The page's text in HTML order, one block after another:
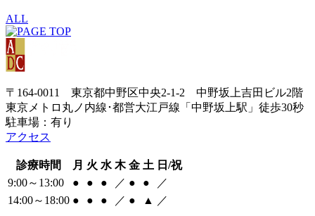
ALL
〒164-0011 東京都中野区中央2-1-2 中野坂上吉田ビル2階
東京メトロ丸ノ内線･都営大江戸線「中野坂上駅」徒歩30秒
駐車場：有り
アクセス
診療時間 月 火 水 木 金 土 日/祝
9:00～13:00
● ● ● ／ ● ●
／
14:00～18:00 ● ● ● ／ ● ▲ ／